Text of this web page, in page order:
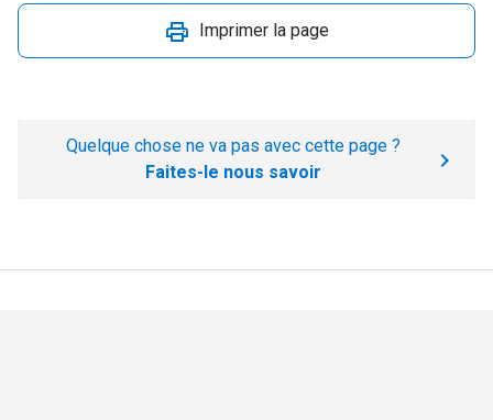
Imprimer la page
Quelque chose ne va pas avec cette page ?
Faites-le nous savoir